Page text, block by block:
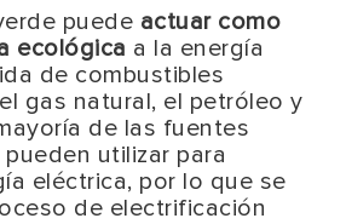
puede actuar como
ecológica a la energía
de combustibles
gas natural, el petróleo y
de las fuentes
utilizar para
eléctrica, por lo que se
de electrificación